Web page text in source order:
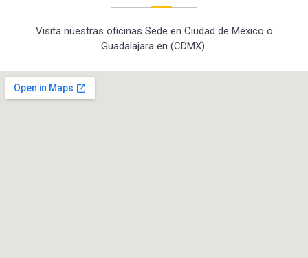
Visita nuestras oficinas Sede en Ciudad de México o
Guadalajara en (CDMX):